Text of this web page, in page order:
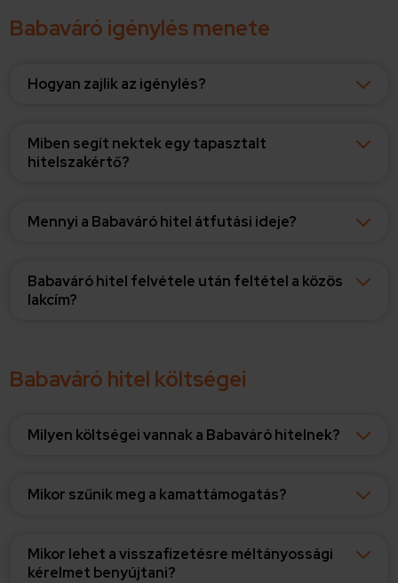
Babaváró igénylés menete
Hogyan zajlik az igénylés?
Miben segít nektek egy tapasztalt
hitelszakértő?
Mennyi a Babaváró hitel átfutási ideje?
Babaváró hitel felvétele után feltétel a közös
lakcím?
Babaváró hitel költségei
Milyen költségei vannak a Babaváró hitelnek?
Mikor szűnik meg a kamattámogatás?
Mikor lehet a visszafizetésre méltányossági
kérelmet benyújtani?